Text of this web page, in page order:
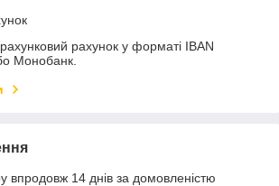
рахунок у форматі IBAN
Монобанк.
впродовж 14 днів за домовленістю